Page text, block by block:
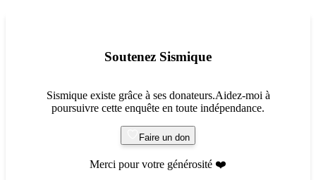
Soutenez Sismique
Sismique existe grâce à ses donateurs.Aidez-moi à
poursuivre cette enquête en toute indépendance.
Faire un don
Merci pour votre générosité ❤️